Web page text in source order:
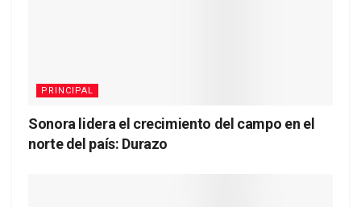
PRINCIPAL
Sonora lidera el crecimiento del campo en el
norte del país: Durazo